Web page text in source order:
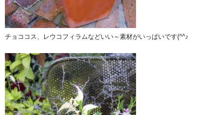
チョココス、レウコフィラムなどいい～素材がいっぱいです(^^♪